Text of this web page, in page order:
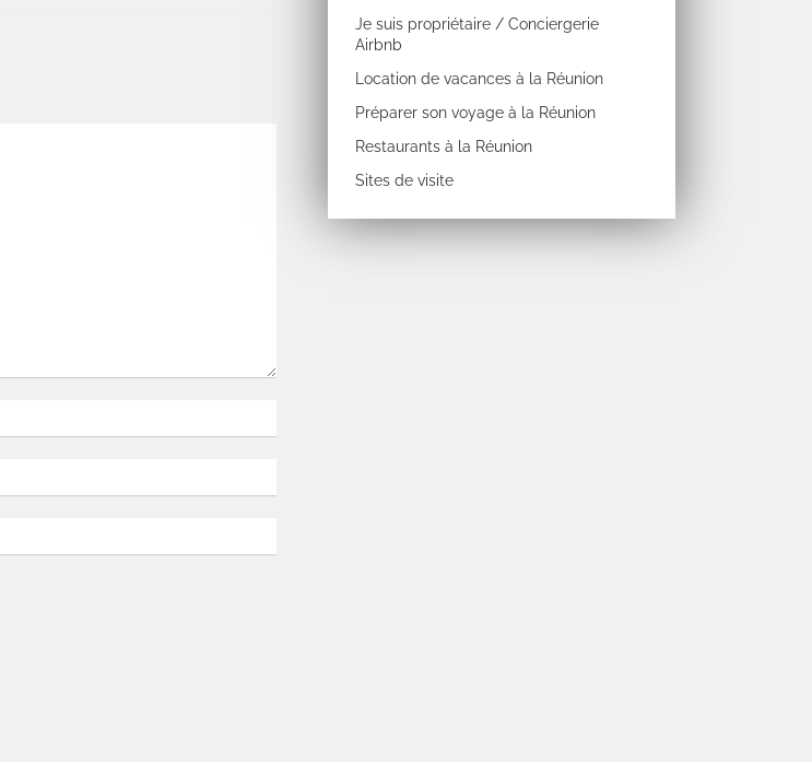
Je suis propriétaire / Conciergerie
Airbnb
Location de vacances à la Réunion
Préparer son voyage à la Réunion
Restaurants à la Réunion
Sites de visite